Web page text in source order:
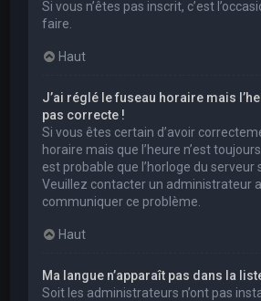
Si vous n’êtes pas inscrit, c’est
faire.
Haut
J’ai réglé le fuseau horaire mais
pas correcte !
Si vous êtes certain d’avoir
horaire mais que l’heure n’est
est probable que l’horloge du serveur
Veuillez contacter un administrateur
communiquer ce problème.
Haut
Ma langue n’apparaît pas dans la
Soit les administrateurs n’ont pas